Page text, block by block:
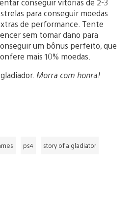
para conseguir moedas
de performance. Tente
sem tomar dano para
um bônus perfeito, que
mais 10% moedas.
Morra com honra!
ps4 story of a gladiator